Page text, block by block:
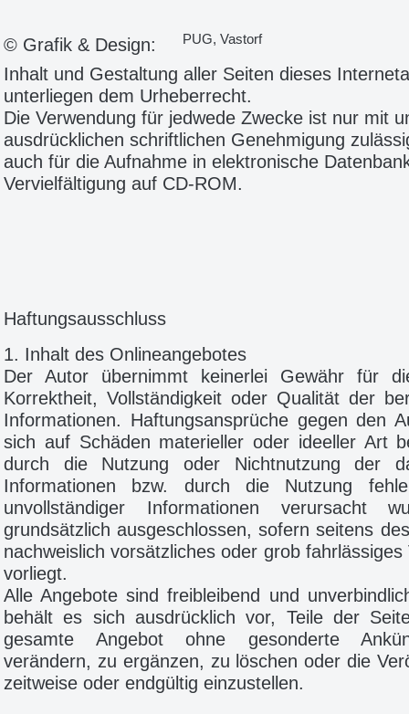
© Grafik & Design: PUG, Vastorf
Inhalt und Gestaltung aller Seiten dieses
unterliegen dem Urheberrecht.
Die Verwendung für jedwede Zwecke ist nur mit
ausdrücklichen schriftlichen Genehmigung
auch für die Aufnahme in elektronische
Vervielfältigung auf CD-ROM.
Haftungsausschluss
1. Inhalt des Onlineangebotes
Der Autor übernimmt keinerlei Gewähr für
Korrektheit, Vollständigkeit oder Qualität der
Informationen. Haftungsansprüche gegen den
sich auf Schäden materieller oder ideeller Art
durch die Nutzung oder Nichtnutzung der
Informationen bzw. durch die Nutzung
unvollständiger Informationen verursacht
grundsätzlich ausgeschlossen, sofern seitens
nachweislich vorsätzliches oder grob fahrlässiges
vorliegt.
Alle Angebote sind freibleibend und
behält es sich ausdrücklich vor, Teile der
gesamte Angebot ohne gesonderte
verändern, zu ergänzen, zu löschen oder die
zeitweise oder endgültig einzustellen.